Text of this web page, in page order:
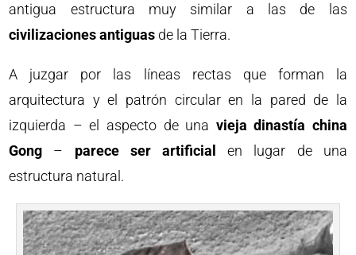
antigua estructura muy similar a las de las
civilizaciones antiguas de la Tierra.
A juzgar por las líneas rectas que forman la
arquitectura y el patrón circular en la pared de la
izquierda – el aspecto de una vieja dinastía china
Gong – parece ser artificial
en lugar de una
estructura natural.